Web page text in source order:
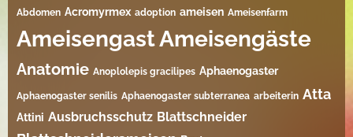
Abdomen Acromyrmex adoption ameisen Ameisenfarm
AmeisengastAmeisengäste
Anatomie Anoplolepis gracilipes Aphaenogaster
Aphaenogaster senilis Aphaenogaster subterranea arbeiterin Atta
Attini Ausbruchsschutz Blattschneider